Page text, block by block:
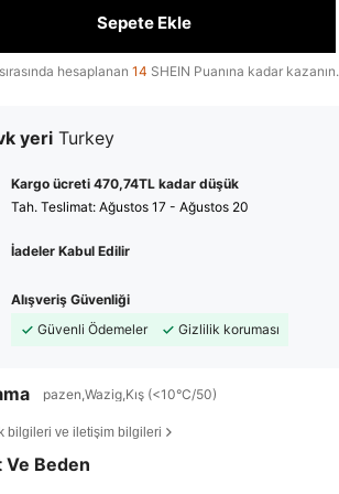
Sepete Ekle
hesaplanan 14 SHEIN Puanına kadar kazanın.
yeri Turkey
Kargo ücreti 470,74TL kadar düşük
Tah. Teslimat: Ağustos 17 - Ağustos 20
İadeler Kabul Edilir
Alışveriş Güvenliği
Güvenli Ödemeler
Gizlilik koruması
pazen,Wazig,Kış (<10°C/50)
bilgileri ve iletişim bilgileri
Ve Beden
4,77